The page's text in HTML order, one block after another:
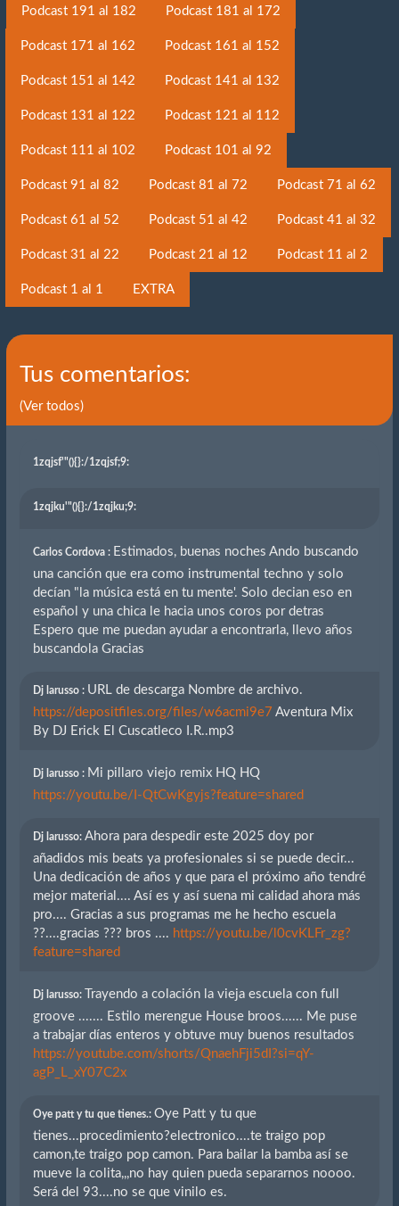
Podcast 191 al 182 Podcast 181 al 172
Podcast 171 al 162 Podcast 161 al 152
Podcast 151 al 142 Podcast 141 al 132
Podcast 131 al 122 Podcast 121 al 112
Podcast 111 al 102 Podcast 101 al 92
Podcast 91 al 82 Podcast 81 al 72 Podcast 71 al 62
Podcast 61 al 52 Podcast 51 al 42 Podcast 41 al 32
Podcast 31 al 22 Podcast 21 al 12 Podcast 11 al 2
Podcast 1 al 1 EXTRA
Tus comentarios:
(Ver todos)
1zqjsf'"(){}:/1zqjsf;9:
1zqjku'"(){}:/1zqjku;9:
Carlos Cordova : Estimados, buenas noches Ando buscando
una canción que era como instrumental techno y solo
decían "la música está en tu mente'. Solo decian eso en
español y una chica le hacia unos coros por detras
Espero que me puedan ayudar a encontrarla, llevo años
buscandola Gracias
Dj larusso : URL de descarga Nombre de archivo.
https://depositfiles.org/files/w6acmi9e7 Aventura Mix
By DJ Erick El Cuscatleco I.R..mp3
Dj larusso : Mi pillaro viejo remix HQ HQ
https://youtu.be/I-QtCwKgyjs?feature=shared
Dj larusso: Ahora para despedir este 2025 doy por
añadidos mis beats ya profesionales si se puede decir...
Una dedicación de años y que para el próximo año tendré
mejor material.... Así es y así suena mi calidad ahora más
pro.... Gracias a sus programas me he hecho escuela
??....gracias ??? bros .... https://youtu.be/l0cvKLFr_zg?
feature=shared
Dj larusso: Trayendo a colación la vieja escuela con full
groove ....... Estilo merengue House broos...... Me puse
a trabajar días enteros y obtuve muy buenos resultados
https://youtube.com/shorts/QnaehFji5dI?si=qY-
agP_L_xY07C2x
Oye patt y tu que tienes.: Oye Patt y tu que
tienes...procedimiento?electronico....te traigo pop
camon,te traigo pop camon. Para bailar la bamba así se
mueve la colita,,,no hay quien pueda separarnos noooo.
Será del 93....no se que vinilo es.